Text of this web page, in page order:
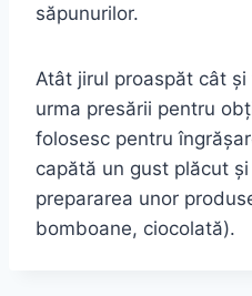
săpunurilor.
Atât jirul proaspăt cât
urma presării pentru
folosesc pentru
capătă un gust plăcut
prepararea unor
bomboane, ciocolată).